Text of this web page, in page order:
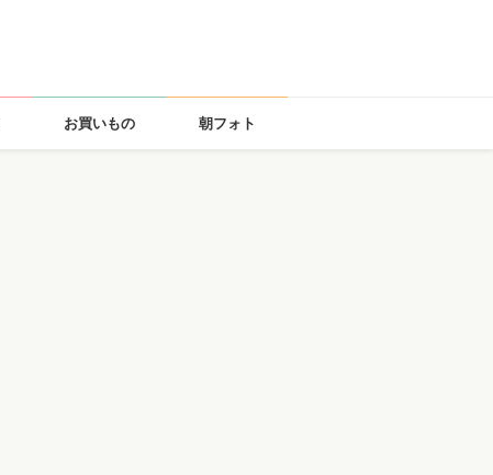
お買いもの 朝フォト